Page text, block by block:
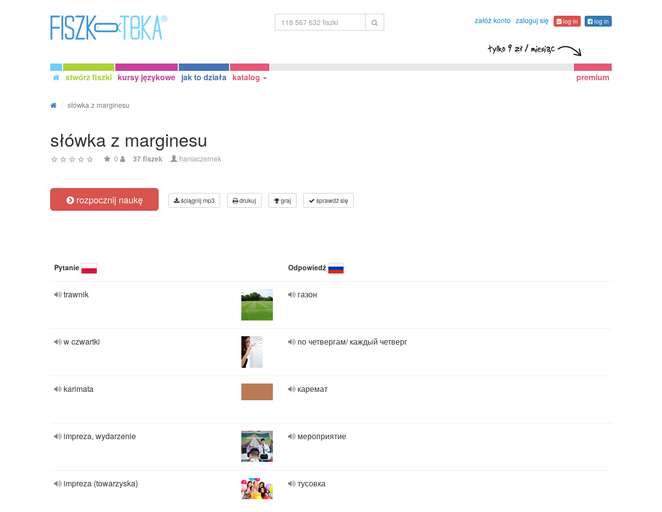
załóż konto zaloguj się log in log in
stwórz fiszki kursy językowe jak to działa katalog premium
słówka z marginesu
słówka z marginesu
0 37 fiszek haniaczernek
rozpocznij naukę ściągnij mp3 drukuj graj sprawdź się
Pytanie Odpowiedź
trawnik газон
w czwartki по четвергам/ каждый четверг
karimata каремат
impreza, wydarzenie мероприятие
impreza (towarzyska) тусовка